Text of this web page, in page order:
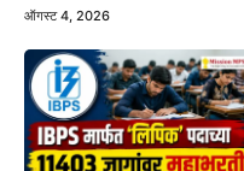
ऑगस्ट 4, 2026